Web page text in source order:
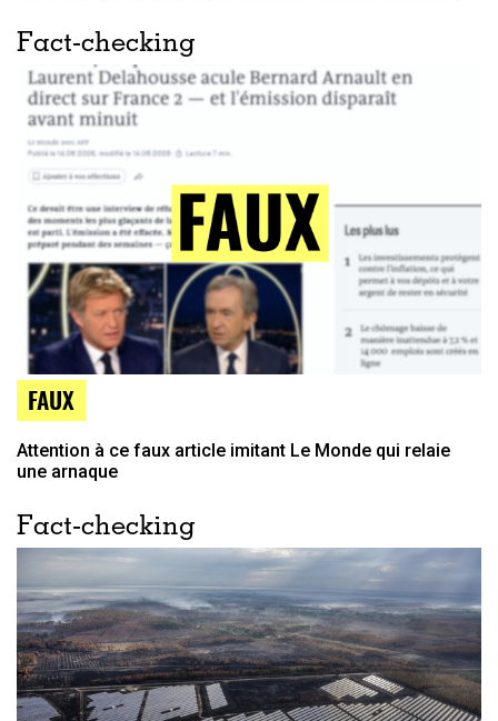
Fact-checking
FAUX
Attention à ce faux article imitant Le Monde qui relaie
une arnaque
Fact-checking